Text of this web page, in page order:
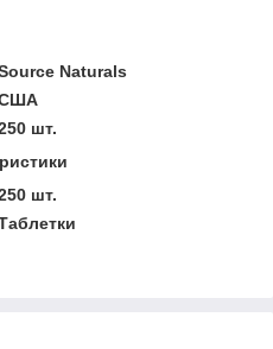
Naturals
шт.
шт.